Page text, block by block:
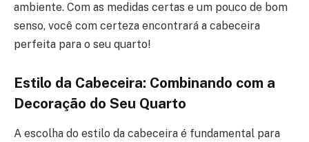
ambiente. Com as medidas certas e um pouco de bom
senso, você com certeza encontrará a cabeceira
perfeita para o seu quarto!
Estilo da Cabeceira: Combinando com a
Decoração do Seu Quarto
A escolha do estilo da cabeceira é fundamental para